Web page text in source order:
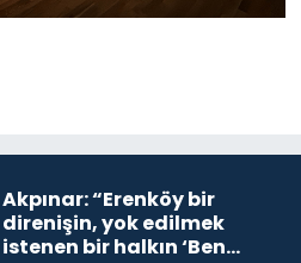
Akpınar: “Erenköy bir
direnişin, yok edilmek
istenen bir halkın ‘Ben